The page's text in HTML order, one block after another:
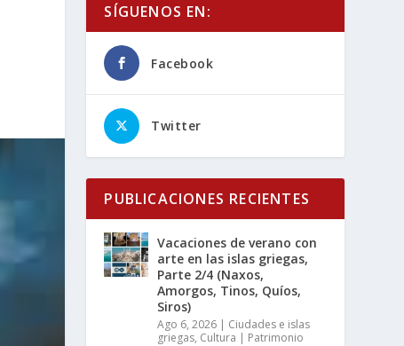
SÍGUENOS EN:
Facebook
Twitter
PUBLICACIONES RECIENTES
Vacaciones de verano con
arte en las islas griegas,
Parte 2/4 (Naxos,
Amorgos, Tinos, Quíos,
Siros)
Ago 6, 2026 | Ciudades e islas
griegas, Cultura | Patrimonio